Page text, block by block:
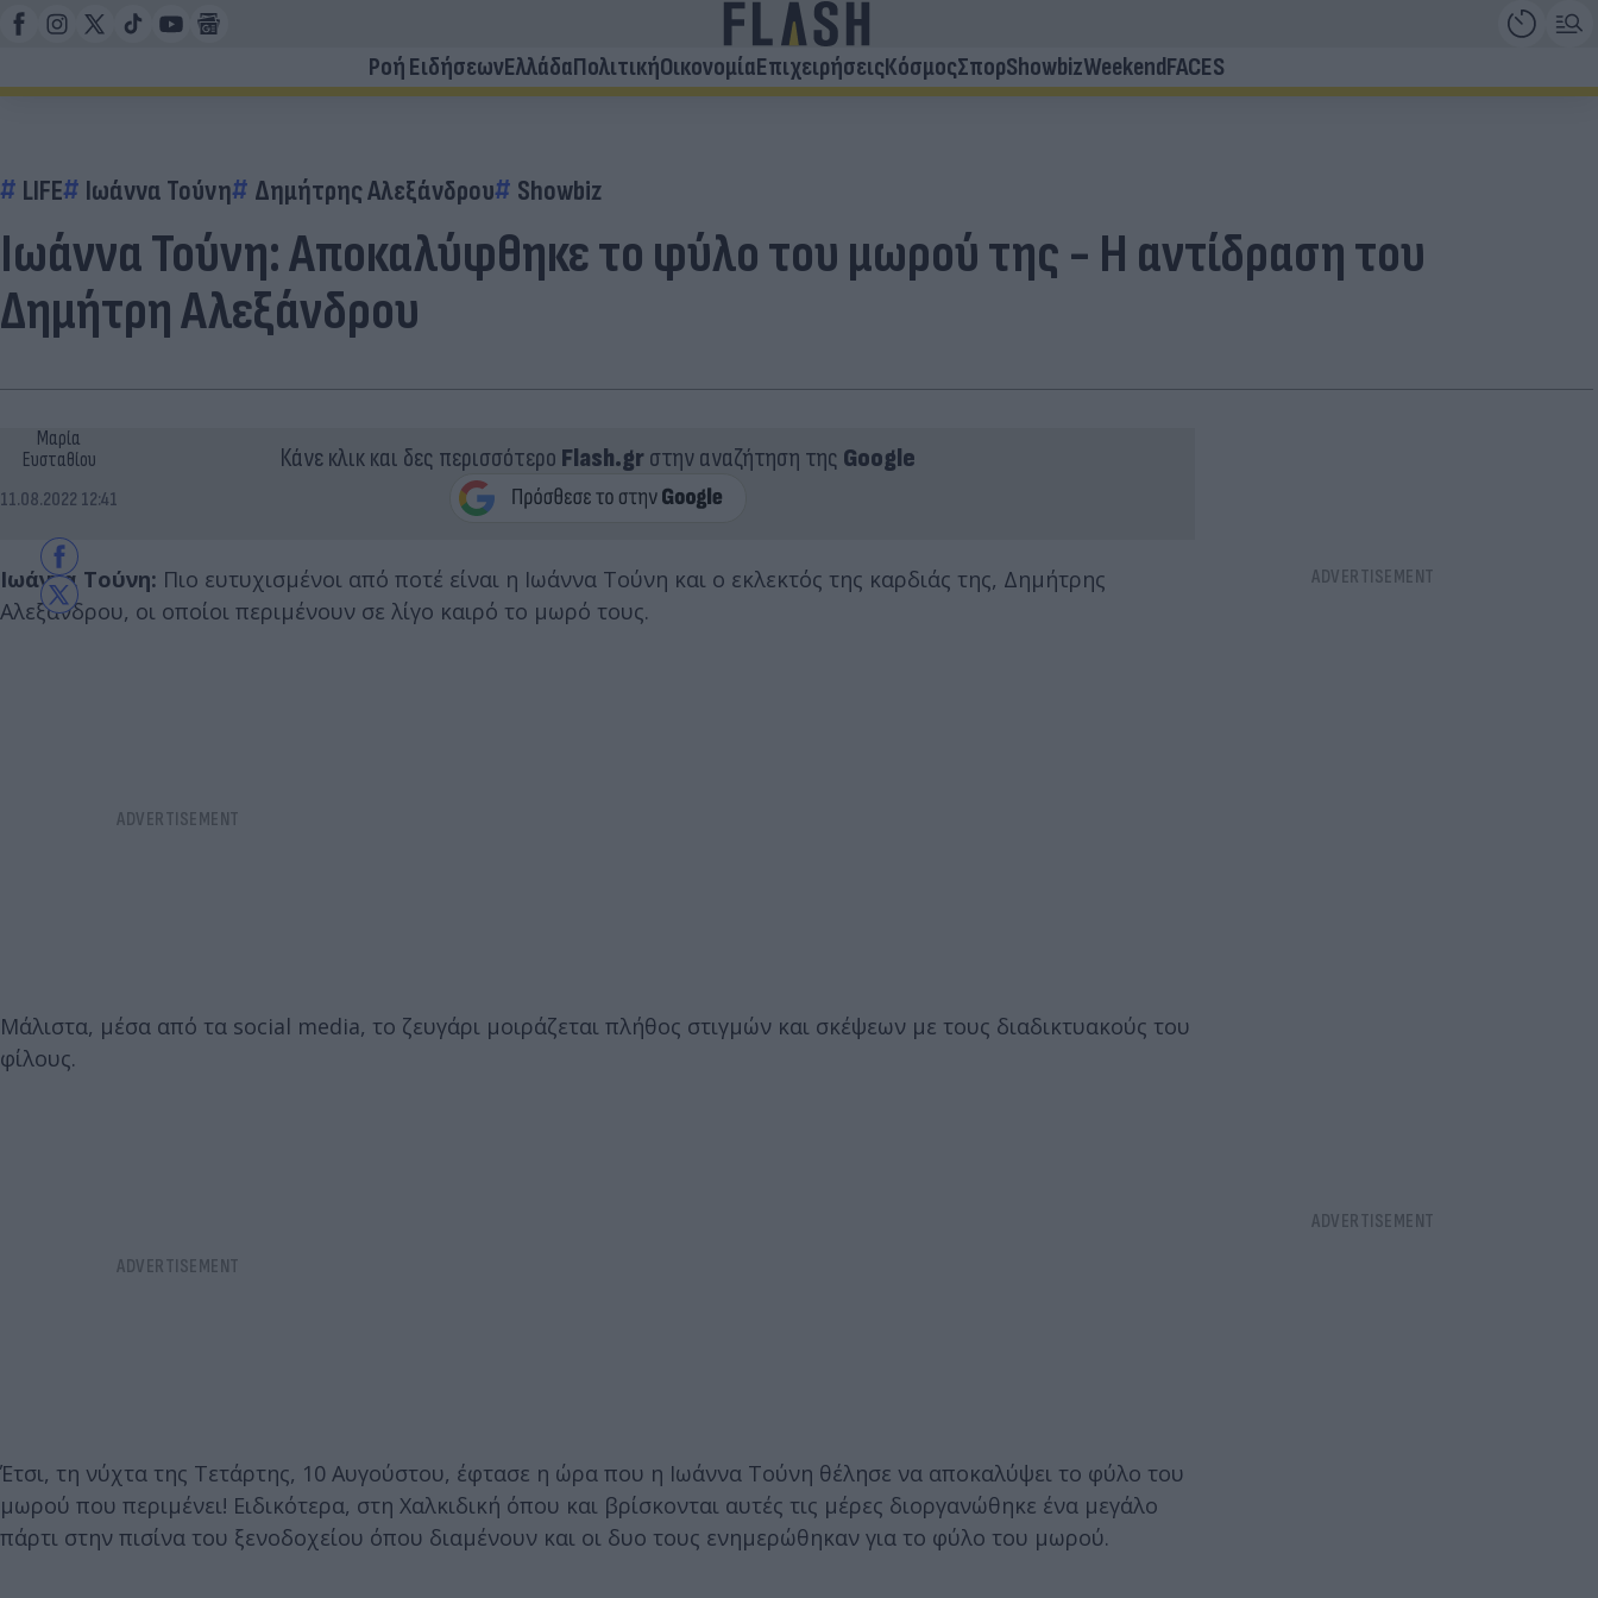
Ροή ΕιδήσεωνΕλλάδαΠολιτικήΟικονομίαΕπιχειρήσειςΚόσμοςΣπορShowbizWeekendFACES
LIFE Ιωάννα Τούνη Δημήτρης Αλεξάνδρου Showbiz
Ιωάννα Τούνη: Αποκαλύφθηκε το φύλο του μωρού της - Η αντίδραση του
Δημήτρη Αλεξάνδρου
Μαρία
Ευσταθίου
11.08.2022 12:41
Κάνε κλικ και δες περισσότερο Flash.grστην αναζήτηση της Google
Ιωάννα Τούνη: Πιο ευτυχισμένοι από ποτέ είναι η Ιωάννα Τούνη και ο εκλεκτός της καρδιάς της, Δημήτρης
Αλεξάνδρου, οι οποίοι περιμένουν σε λίγο καιρό το μωρό τους.
Μάλιστα, μέσα από τα social media, το ζευγάρι μοιράζεται πλήθος στιγμών και σκέψεων με τους διαδικτυακούς του
φίλους.
Έτσι, τη νύχτα της Τετάρτης, 10 Αυγούστου, έφτασε η ώρα που η Ιωάννα Τούνη θέλησε να αποκαλύψει το φύλο του
μωρού που περιμένει! Ειδικότερα, στη Χαλκιδική όπου και βρίσκονται αυτές τις μέρες διοργανώθηκε ένα μεγάλο
πάρτι στην πισίνα του ξενοδοχείου όπου διαμένουν και οι δυο τους ενημερώθηκαν για το φύλο του μωρού.